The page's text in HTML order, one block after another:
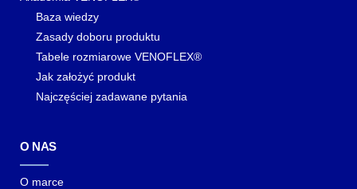
Baza wiedzy
Zasady doboru produktu
Tabele rozmiarowe VENOFLEX®
Jak założyć produkt
Najczęściej zadawane pytania
O NAS
O marce